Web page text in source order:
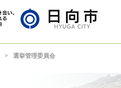
選挙管理委員会